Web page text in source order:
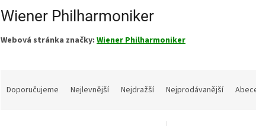
Wiener Philharmoniker
Webová stránka značky: Wiener Philharmoniker
Doporučujeme Nejlevnější Nejdražší Nejprodávanější